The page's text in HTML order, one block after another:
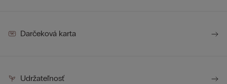
Darčeková karta
Udržateľnosť